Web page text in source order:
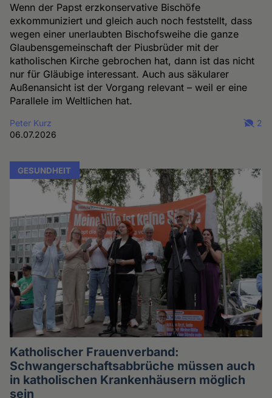
Wenn der Papst erzkonservative Bischöfe
exkommuniziert und gleich auch noch feststellt, dass
wegen einer unerlaubten Bischofsweihe die ganze
Glaubensgemeinschaft der Piusbrüder mit der
katholischen Kirche gebrochen hat, dann ist das nicht
nur für Gläubige interessant. Auch aus säkularer
Außenansicht ist der Vorgang relevant – weil er eine
Parallele im Weltlichen hat.
Peter Kurz
06.07.2026
2
GESUNDHEIT
Katholischer Frauenverband:
Schwangerschaftsabbrüche müssen auch
in katholischen Krankenhäusern möglich
sein